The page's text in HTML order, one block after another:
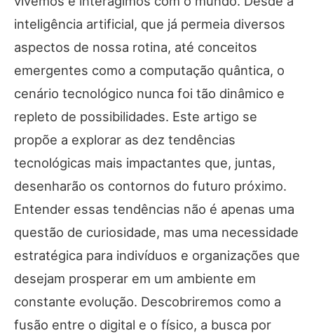
inteligência artificial, que já permeia diversos
aspectos de nossa rotina, até conceitos
emergentes como a computação quântica, o
cenário tecnológico nunca foi tão dinâmico e
repleto de possibilidades. Este artigo se
propõe a explorar as dez tendências
tecnológicas mais impactantes que, juntas,
desenharão os contornos do futuro próximo.
Entender essas tendências não é apenas uma
questão de curiosidade, mas uma necessidade
estratégica para indivíduos e organizações que
desejam prosperar em um ambiente em
constante evolução. Descobriremos como a
fusão entre o digital e o físico, a busca por